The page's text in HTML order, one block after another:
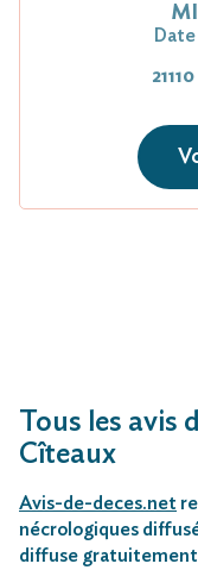
Tous les avis
Cîteaux
Avis-de-deces.net
nécrologiques
diffuse gratuitement